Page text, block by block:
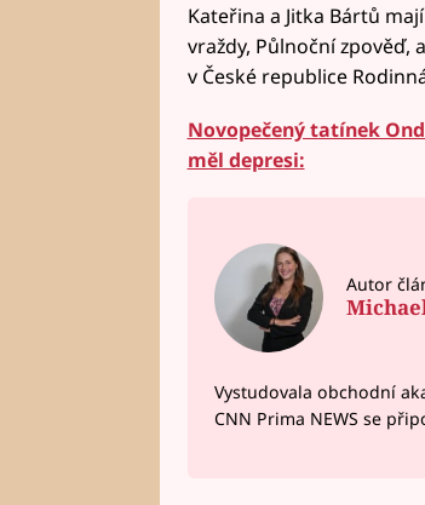
Kateřina a Jitka Bártů
vraždy, Půlnoční
v České republice
Novopečený tatínek
měl depresi:
Autor
Vystudovala obchodní
CNN Prima NEWS se